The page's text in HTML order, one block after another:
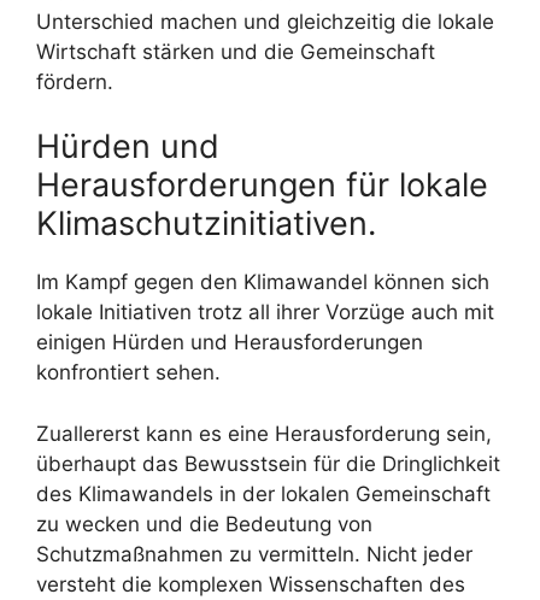
Unterschied machen und gleichzeitig die lokale
Wirtschaft stärken und die Gemeinschaft
fördern.
Hürden und
Herausforderungen für lokale
Klimaschutzinitiativen.
Im Kampf gegen den Klimawandel können sich
lokale Initiativen trotz all ihrer Vorzüge auch mit
einigen Hürden und Herausforderungen
konfrontiert sehen.
Zuallererst kann es eine Herausforderung sein,
überhaupt das Bewusstsein für die Dringlichkeit
des Klimawandels in der lokalen Gemeinschaft
zu wecken und die Bedeutung von
Schutzmaßnahmen zu vermitteln. Nicht jeder
versteht die komplexen Wissenschaften des